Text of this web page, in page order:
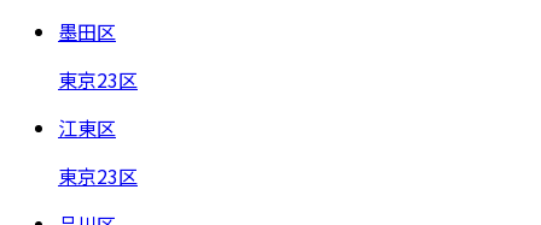
墨田区
東京23区
江東区
東京23区